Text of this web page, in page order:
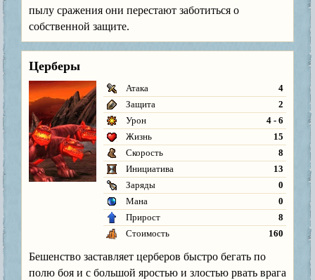
пылу сражения они перестают заботиться о
собственной защите.
Церберы
Атака
4
Защита
2
Урон
4 - 6
Жизнь
15
Скорость
8
Инициатива
13
Заряды
0
Мана
0
Прирост
8
Стоимость
160
Бешенство заставляет церберов быстро бегать по
полю боя и с большой яростью и злостью рвать врага